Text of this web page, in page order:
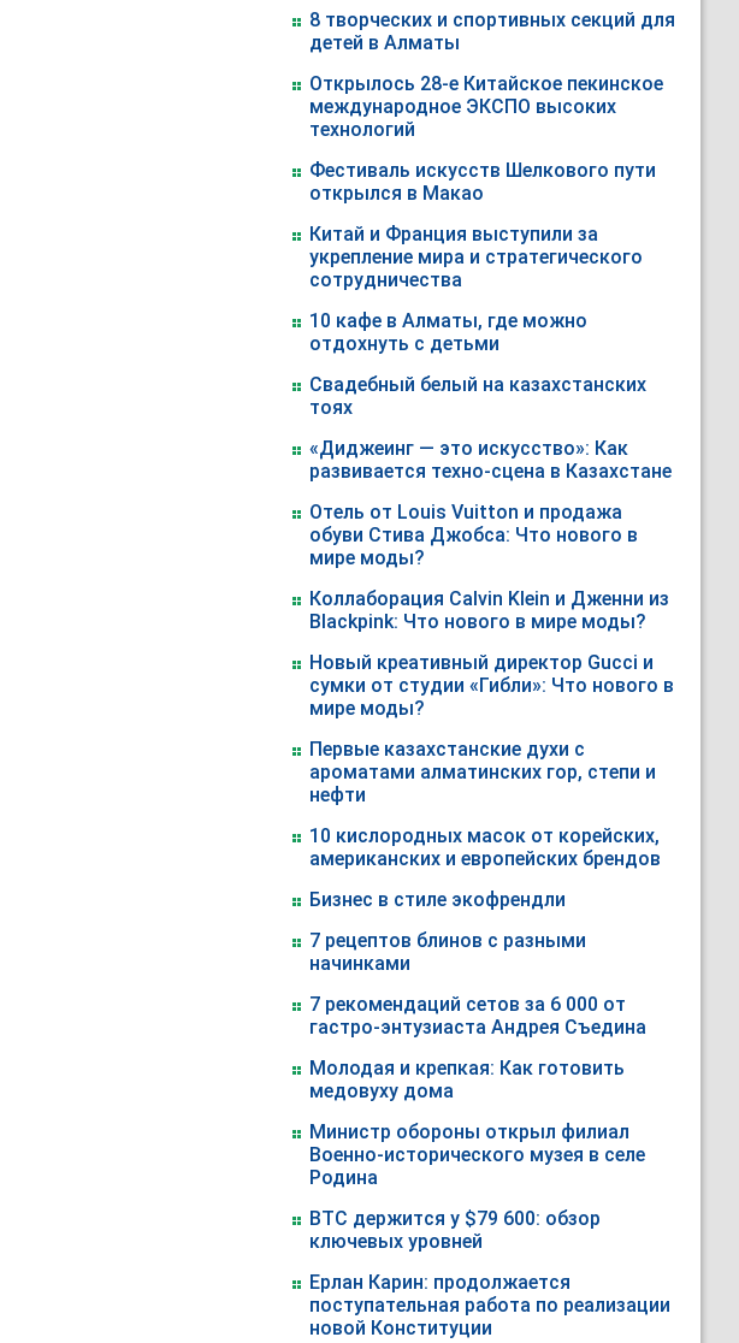
8 творческих и спортивных секций для
детей в Алматы
Открылось 28-е Китайское пекинское
международное ЭКСПО высоких
технологий
Фестиваль искусств Шелкового пути
открылся в Макао
Китай и Франция выступили за
укрепление мира и стратегического
сотрудничества
10 кафе в Алматы, где можно
отдохнуть с детьми
Свадебный белый на казахстанских
тоях
«Диджеинг — это искусство»: Как
развивается техно-сцена в Казахстане
Отель от Louis Vuitton и продажа
обуви Стива Джобса: Что нового в
мире моды?
Коллаборация Calvin Klein и Дженни из
Blackpink: Что нового в мире моды?
Новый креативный директор Gucci и
сумки от студии «Гибли»: Что нового в
мире моды?
Первые казахстанские духи с
ароматами алматинских гор, степи и
нефти
10 кислородных масок от корейских,
американских и европейских брендов
Бизнес в стиле экофрендли
7 рецептов блинов с разными
начинками
7 рекомендаций сетов за 6 000 от
гастро-энтузиаста Андрея Съедина
Молодая и крепкая: Как готовить
медовуху дома
Министр обороны открыл филиал
Военно-исторического музея в селе
Родина
BTC держится у $79 600: обзор
ключевых уровней
Ерлан Карин: продолжается
поступательная работа по реализации
новой Конституции